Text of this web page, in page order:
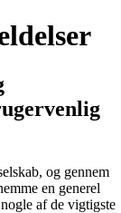
og gennem
en generel
af de vigtigste